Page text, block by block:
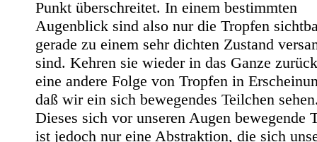
Punkt überschreitet. In einem bestimmten
Augenblick sind also nur die Tropfen
gerade zu einem sehr dichten Zustand
sind. Kehren sie wieder in das Ganze
eine andere Folge von Tropfen in
daß wir ein sich bewegendes Teilchen
Dieses sich vor unseren Augen bewegende
ist jedoch nur eine Abstraktion, die sich